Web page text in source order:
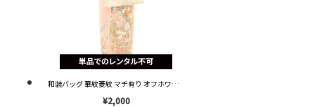
和装バッグ 華紋菱紋 マチ有り オフホワイト G0003 ※単品レンタル不可※
¥2,000